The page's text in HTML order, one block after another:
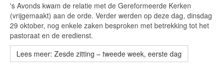
's Avonds kwam de relatie met de Gereformeerde Kerken
(vrijgemaakt) aan de orde. Verder werden op deze dag, dinsdag
29 oktober, nog enkele zaken besproken met betrekking tot het
pastoraat en de eredienst.
Lees meer: Zesde zitting – tweede week, eerste dag